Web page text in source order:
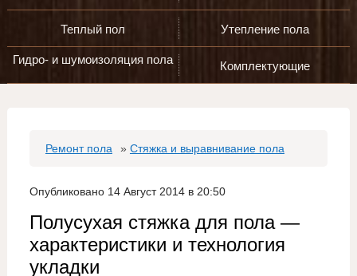
Теплый пол Утепление пола
Гидро- и шумоизоляция пола Комплектующие
Ремонт пола » Стяжка и выравнивание пола
Опубликовано 14 Август 2014 в 20:50
Полусухая стяжка для пола —
характеристики и технология
укладки